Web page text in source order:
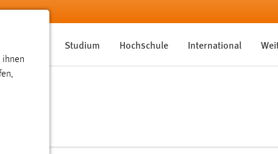
Studium Hochschule International
ihnen